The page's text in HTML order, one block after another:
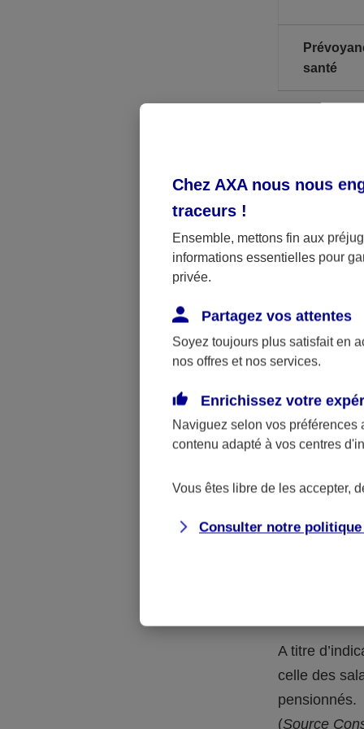
santé
** PASS :
imposable
En outre, à
catégorie
taux en
Pourquoi
Plus
A titre
celle des
pensionnés.
(Source
Chez AXA nous nous
traceurs !
Ensemble, mettons fin aux
informations essentielles pour
privée.
Partagez vos attentes
Soyez toujours plus satisfait en
nos offres et nos services.
Enrichissez votre
Naviguez selon vos préférences
contenu adapté à vos centres
Vous êtes libre de les accepter,
Consulter notre politique